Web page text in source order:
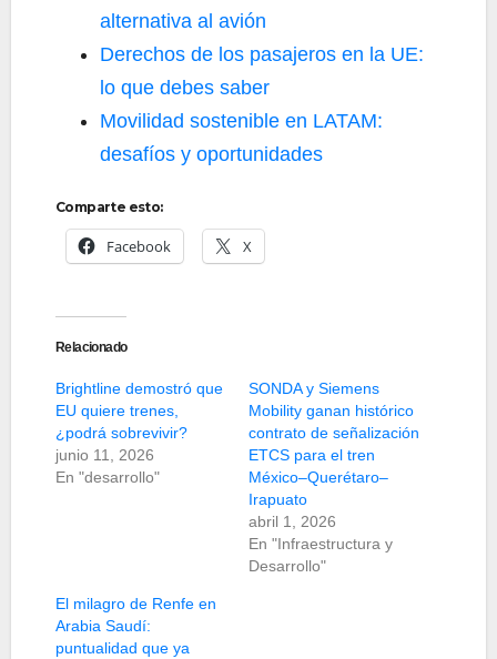
alternativa al avión
Derechos de los pasajeros en la UE:
lo que debes saber
Movilidad sostenible en LATAM:
desafíos y oportunidades
Comparte esto:
Facebook X
Relacionado
Brightline demostró que
EU quiere trenes,
¿podrá sobrevivir?
junio 11, 2026
En "desarrollo"
SONDA y Siemens
Mobility ganan histórico
contrato de señalización
ETCS para el tren
México–Querétaro–
Irapuato
abril 1, 2026
En "Infraestructura y
Desarrollo"
El milagro de Renfe en
Arabia Saudí:
puntualidad que ya